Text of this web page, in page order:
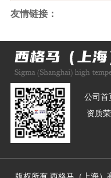
友情链接：
公司首
资质